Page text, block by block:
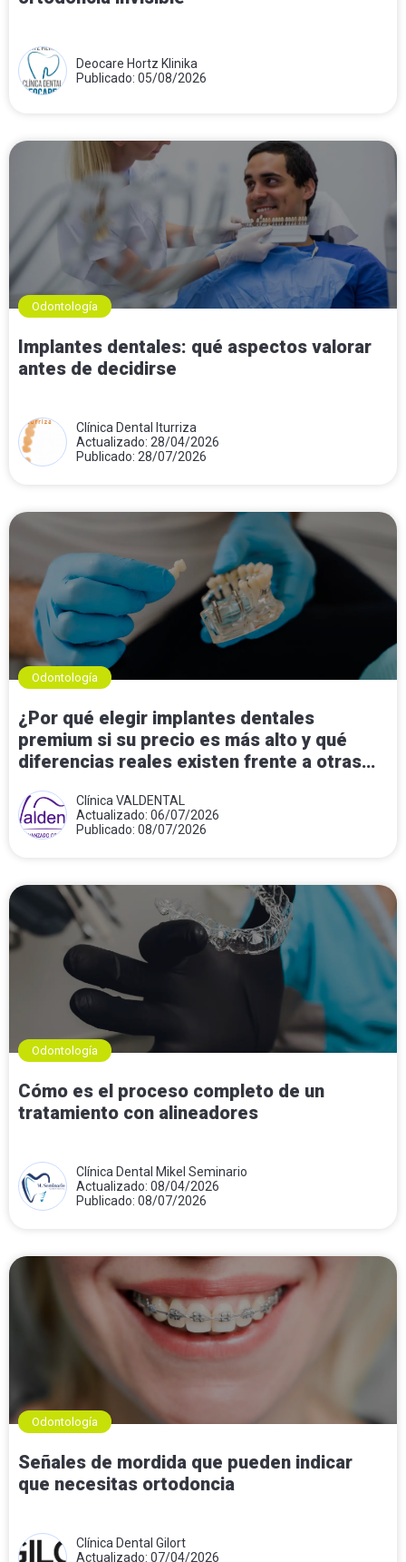
Deocare Hortz Klinika
Publicado: 05/08/2026
Odontología
Implantes dentales: qué aspectos valorar
antes de decidirse
Clínica Dental Iturriza
Actualizado: 28/04/2026
Publicado: 28/07/2026
Odontología
¿Por qué elegir implantes dentales
premium si su precio es más alto y qué
diferencias reales existen frente a otras
Clínica VALDENTAL
Actualizado: 06/07/2026
Publicado: 08/07/2026
Odontología
Cómo es el proceso completo de un
tratamiento con alineadores
Clínica Dental Mikel Seminario
Actualizado: 08/04/2026
Publicado: 08/07/2026
Odontología
Señales de mordida que pueden indicar
que necesitas ortodoncia
Clínica Dental Gilort
Actualizado: 07/04/2026